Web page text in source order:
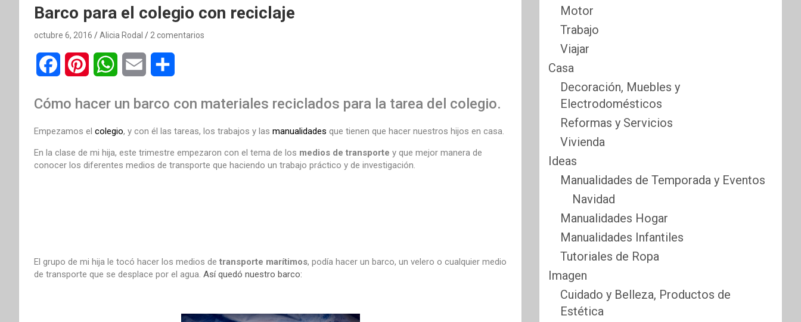
Barco para el colegio con reciclaje
octubre 6, 2016 Alicia Rodal 2 comentarios
c
e
b
n
t
e
a
t
s
a
i
l
m
p
a
Cómo hacer un barco con materiales reciclados para la tarea del colegio.
Empezamos el colegio, y con él las tareas, los trabajos y las manualidades que tienen que hacer nuestros hijos en casa.
En la clase de mi hija, este trimestre empezaron con el tema de los medios de transporte y que mejor manera de
conocer los diferentes medios de transporte que haciendo un trabajo práctico y de investigación.
El grupo de mi hija le tocó hacer los medios de transporte marítimos, podía hacer un barco, un velero o cualquier medio
de transporte que se desplace por el agua. Así quedó nuestro barco:
Motor
Trabajo
Viajar
Casa
Decoración, Muebles y
Electrodomésticos
Reformas y Servicios
Vivienda
Ideas
Manualidades de Temporada y Eventos
Navidad
Manualidades Hogar
Manualidades Infantiles
Tutoriales de Ropa
Imagen
Cuidado y Belleza, Productos de
Estética